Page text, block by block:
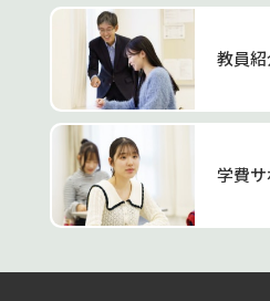
教員紹
学費